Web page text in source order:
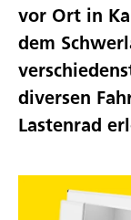
vor Ort in
dem
diversen
Lastenrad